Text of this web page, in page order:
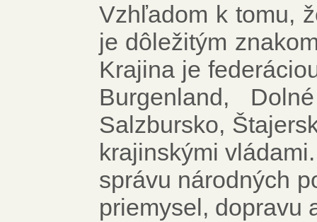
Vzhľadom k tomu,
je dôležitým
Krajina je
Burgenland,
Salzbursko,
krajinskými
správu národných
priemysel, dopravu